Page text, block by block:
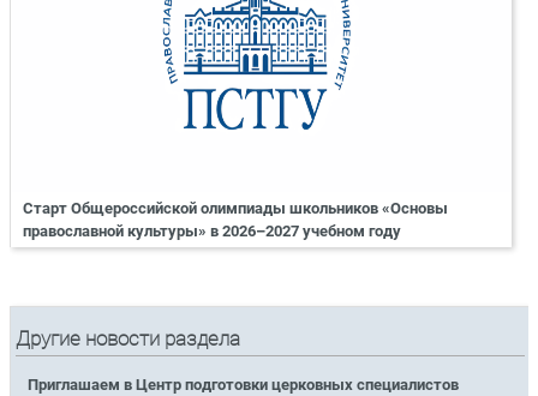
Старт Общероссийской олимпиады школьников «Основы
православной культуры» в 2026–2027 учебном году
Другие новости раздела
Приглашаем в Центр подготовки церковных специалистов